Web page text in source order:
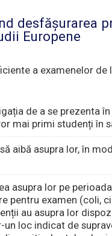
desfășurarea
Europene
a examenelor
de a se prezenta
mai primi studenți în
aibă asupra lor, în
asupra lor pe
pentru examen (coli,
au asupra lor
un loc indicat de